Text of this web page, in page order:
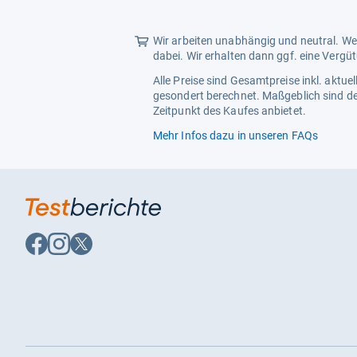
Wir arbeiten unabhängig und neutral.
dabei. Wir erhalten dann ggf. eine
Alle Preise sind Gesamtpreise inkl.
gesondert berechnet. Maßgeblich sind
Zeitpunkt des Kaufes anbietet.
Mehr Infos dazu in unseren FAQs
Auf
Facebook
Auf
Instagram
Auf
X